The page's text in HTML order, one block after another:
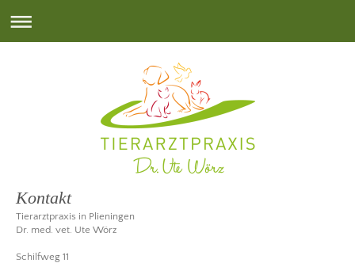
Kontakt
Tierarztpraxis in Plieningen
Dr. med. vet. Ute Wörz
Schilfweg 11